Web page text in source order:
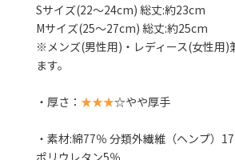
Sサイズ(22～24cm) 総丈:約23cm
Mサイズ(25～27cm) 総丈:約25cm
※メンズ(男性用)・レディース(女性用)
ます。
・厚さ： ★★★☆やや厚手
・素材:綿77％ 分類外繊維（ヘンプ）
ポリウレタン5％